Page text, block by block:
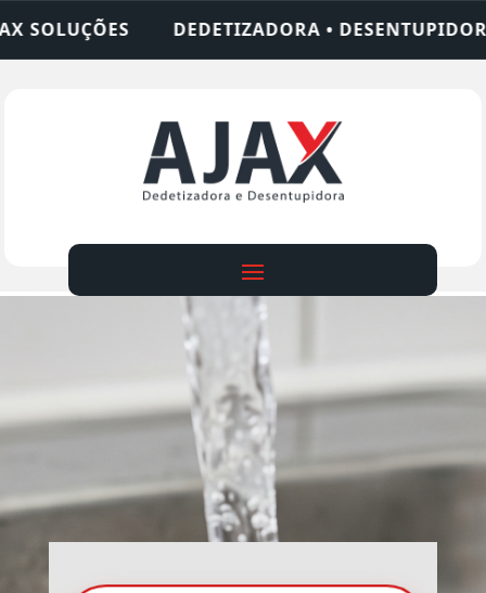
• DESENTUPIDORA • LIMPEZA DE FOSSA •